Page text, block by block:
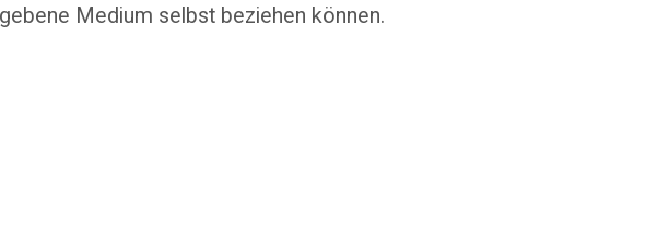
Medium selbst beziehen können.